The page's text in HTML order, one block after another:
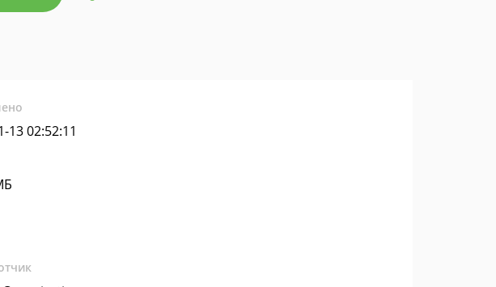
13 02:52:11